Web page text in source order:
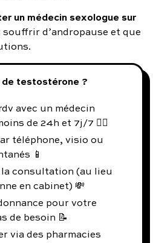
un médecin sexologue sur
d’andropause et que
testostérone ?
avec un médecin
de 24h et 7j/7 👨‍⚕️
téléphone, visio ou
📱
consultation (au lieu
en cabinet) 💸
pour votre
de besoin 📝
via des pharmacies